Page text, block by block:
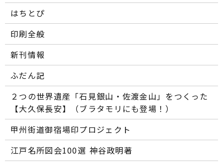
はちとぴ
印刷全般
新刊情報
ふだん記
２つの世界遺産「石見銀山・佐渡金山」をつくった
【大久保長安】（ブラタモリにも登場！）
甲州街道御宿場印プロジェクト
江戸名所図会100選―― 神谷政明著